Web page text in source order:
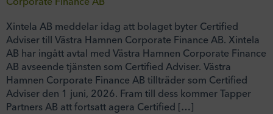
Xintela AB meddelar idag att bolaget byter Certified
Adviser till Västra Hamnen Corporate Finance AB. Xintela
AB har ingått avtal med Västra Hamnen Corporate Finance
AB avseende tjänsten som Certified Adviser. Västra
Hamnen Corporate Finance AB tillträder som Certified
Adviser den 1 juni, 2026. Fram till dess kommer Tapper
Partners AB att fortsatt agera Certified […]